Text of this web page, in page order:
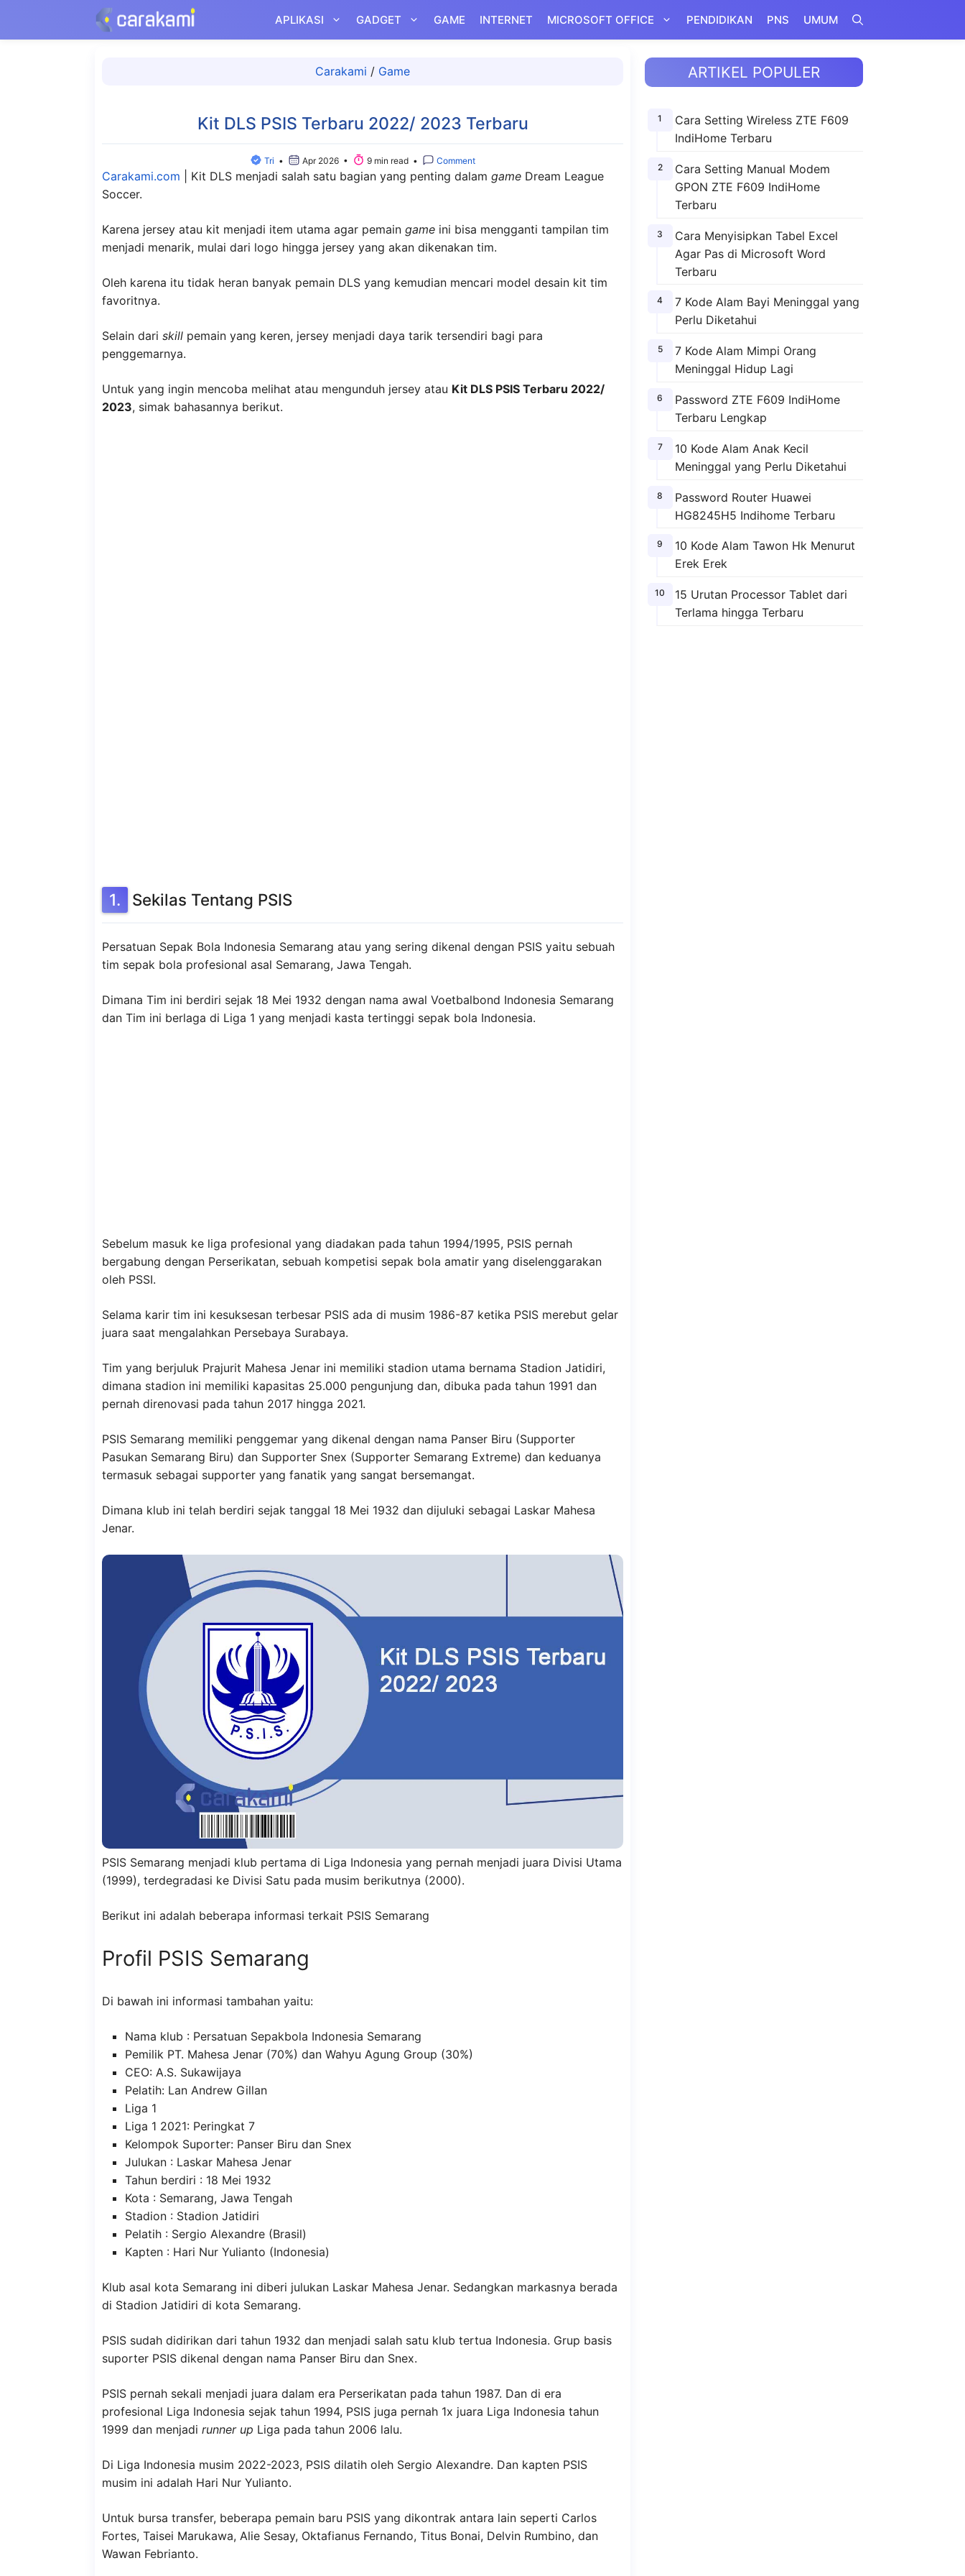
isi
APLIKASI GADGET GAME INTERNET MICROSOFT OFFICE PENDIDIKAN PNS UMUM
Carakami / Game
Kit DLS PSIS Terbaru 2022/ 2023 Terbaru
Tri • Apr 2026 • 9 min read • Comment
Carakami.com Kit DLS menjadi salah satu bagian yang penting dalam game Dream League
Soccer.
Karena jersey atau kit menjadi item utama agar pemain game ini bisa mengganti tampilan tim
menjadi menarik, mulai dari logo hingga jersey yang akan dikenakan tim.
Oleh karena itu tidak heran banyak pemain DLS yang kemudian mencari model desain kit tim
favoritnya.
Selain dari skill pemain yang keren, jersey menjadi daya tarik tersendiri bagi para
penggemarnya.
Untuk yang ingin mencoba melihat atau mengunduh jersey atau Kit DLS PSIS Terbaru 2022/
2023, simak bahasannya berikut.
Sekilas Tentang PSIS
Persatuan Sepak Bola Indonesia Semarang atau yang sering dikenal dengan PSIS yaitu sebuah
tim sepak bola profesional asal Semarang, Jawa Tengah.
Dimana Tim ini berdiri sejak 18 Mei 1932 dengan nama awal Voetbalbond Indonesia Semarang
dan Tim ini berlaga di Liga 1 yang menjadi kasta tertinggi sepak bola Indonesia.
Sebelum masuk ke liga profesional yang diadakan pada tahun 1994/1995, PSIS pernah
bergabung dengan Perserikatan, sebuah kompetisi sepak bola amatir yang diselenggarakan
oleh PSSI.
Selama karir tim ini kesuksesan terbesar PSIS ada di musim 1986-87 ketika PSIS merebut gelar
juara saat mengalahkan Persebaya Surabaya.
Tim yang berjuluk Prajurit Mahesa Jenar ini memiliki stadion utama bernama Stadion Jatidiri,
dimana stadion ini memiliki kapasitas 25.000 pengunjung dan, dibuka pada tahun 1991 dan
pernah direnovasi pada tahun 2017 hingga 2021.
PSIS Semarang memiliki penggemar yang dikenal dengan nama Panser Biru (Supporter
Pasukan Semarang Biru) dan Supporter Snex (Supporter Semarang Extreme) dan keduanya
termasuk sebagai supporter yang fanatik yang sangat bersemangat.
Dimana klub ini telah berdiri sejak tanggal 18 Mei 1932 dan dijuluki sebagai Laskar Mahesa
Jenar.
PSIS Semarang menjadi klub pertama di Liga Indonesia yang pernah menjadi juara Divisi Utama
(1999), terdegradasi ke Divisi Satu pada musim berikutnya (2000).
Berikut ini adalah beberapa informasi terkait PSIS Semarang
Profil PSIS Semarang
Di bawah ini informasi tambahan yaitu:
Nama klub : Persatuan Sepakbola Indonesia Semarang
Pemilik PT. Mahesa Jenar (70%) dan Wahyu Agung Group (30%)
CEO: A.S. Sukawijaya
Pelatih: Lan Andrew Gillan
Liga 1
Liga 1 2021: Peringkat 7
Kelompok Suporter: Panser Biru dan Snex
Julukan : Laskar Mahesa Jenar
Tahun berdiri : 18 Mei 1932
Kota : Semarang, Jawa Tengah
Stadion : Stadion Jatidiri
Pelatih : Sergio Alexandre (Brasil)
Kapten : Hari Nur Yulianto (Indonesia)
Klub asal kota Semarang ini diberi julukan Laskar Mahesa Jenar. Sedangkan markasnya berada
di Stadion Jatidiri di kota Semarang.
PSIS sudah didirikan dari tahun 1932 dan menjadi salah satu klub tertua Indonesia. Grup basis
suporter PSIS dikenal dengan nama Panser Biru dan Snex.
PSIS pernah sekali menjadi juara dalam era Perserikatan pada tahun 1987. Dan di era
profesional Liga Indonesia sejak tahun 1994, PSIS juga pernah 1x juara Liga Indonesia tahun
1999 dan menjadi runner up Liga pada tahun 2006 lalu.
Di Liga Indonesia musim 2022-2023, PSIS dilatih oleh Sergio Alexandre. Dan kapten PSIS
musim ini adalah Hari Nur Yulianto.
Untuk bursa transfer, beberapa pemain baru PSIS yang dikontrak antara lain seperti Carlos
Fortes, Taisei Marukawa, Alie Sesay, Oktafianus Fernando, Titus Bonai, Delvin Rumbino, dan
Wawan Febrianto.
ARTIKEL POPULER
Cara Setting Wireless ZTE F609
IndiHome Terbaru
Cara Setting Manual Modem
GPON ZTE F609 IndiHome
Terbaru
Cara Menyisipkan Tabel Excel
Agar Pas di Microsoft Word
Terbaru
7 Kode Alam Bayi Meninggal yang
Perlu Diketahui
7 Kode Alam Mimpi Orang
Meninggal Hidup Lagi
Password ZTE F609 IndiHome
Terbaru Lengkap
10 Kode Alam Anak Kecil
Meninggal yang Perlu Diketahui
Password Router Huawei
HG8245H5 Indihome Terbaru
10 Kode Alam Tawon Hk Menurut
Erek Erek
15 Urutan Processor Tablet dari
Terlama hingga Terbaru